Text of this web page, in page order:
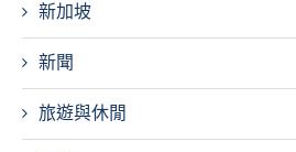
新加坡
新聞
旅遊與休閒